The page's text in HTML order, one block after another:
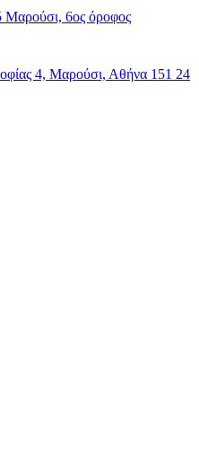
6ος όροφος
4, Μαρούσι, Αθήνα 151 24